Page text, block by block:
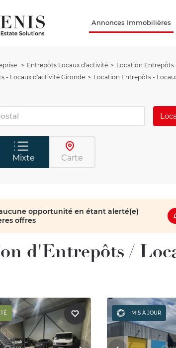
Annonces Immobilières
Entrepôts Locaux d'activité Location Entrepôts
- Locaux d'activité Gironde
Location Entrepôts -
Mixte Carte
opportunité en étant alerté(e)
offres
d'Entrepôts /
MIS À JOUR